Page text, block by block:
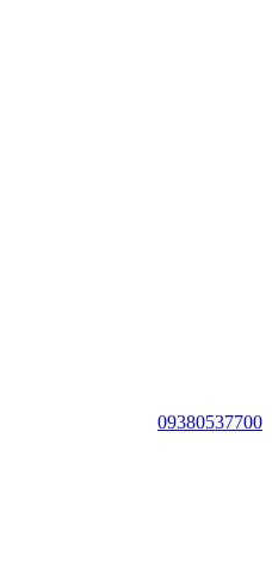
09380537700